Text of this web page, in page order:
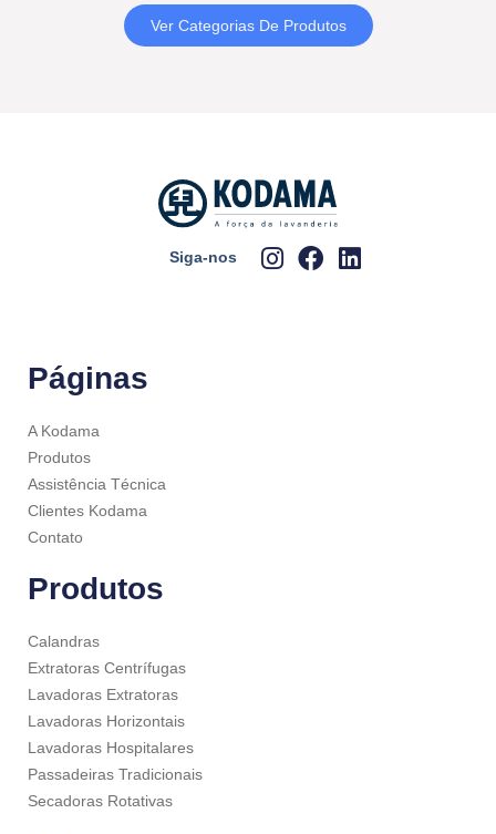
Ver Categorias De Produtos
Siga-nos
Páginas
A Kodama
Produtos
Assistência Técnica
Clientes Kodama
Contato
Produtos
Calandras
Extratoras Centrífugas
Lavadoras Extratoras
Lavadoras Horizontais
Lavadoras Hospitalares
Passadeiras Tradicionais
Secadoras Rotativas